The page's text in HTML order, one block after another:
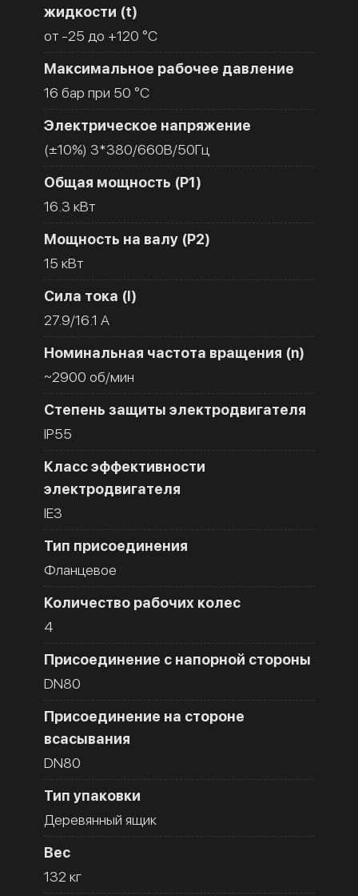
жидкости (t)
от -25 до +120 °C
Максимальное рабочее давление
16 бар при 50 °C
Электрическое напряжение
(±10%) 3*380/660В/50Гц
Общая мощность (Р1)
16.3 кВт
Мощность на валу (Р2)
15 кВт
Сила тока (I)
27.9/16.1 A
Номинальная частота вращения (n)
~2900 об/мин
Степень защиты электродвигателя
IP55
Класс эффективности
электродвигателя
IE3
Тип присоединения
Фланцевое
Количество рабочих колес
4
Присоединение с напорной стороны
DN80
Присоединение на стороне
всасывания
DN80
Тип упаковки
Деревянный ящик
Вес
132 кг